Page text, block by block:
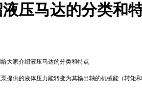
压马达的分类和
大家介绍液压马达的分类和特点
提供的液体压力能转变为其输出轴的机械能（转矩和